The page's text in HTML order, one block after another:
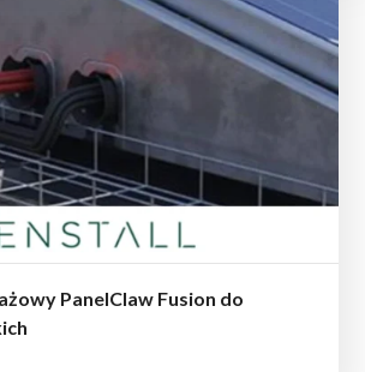
PanelClaw Fusion do